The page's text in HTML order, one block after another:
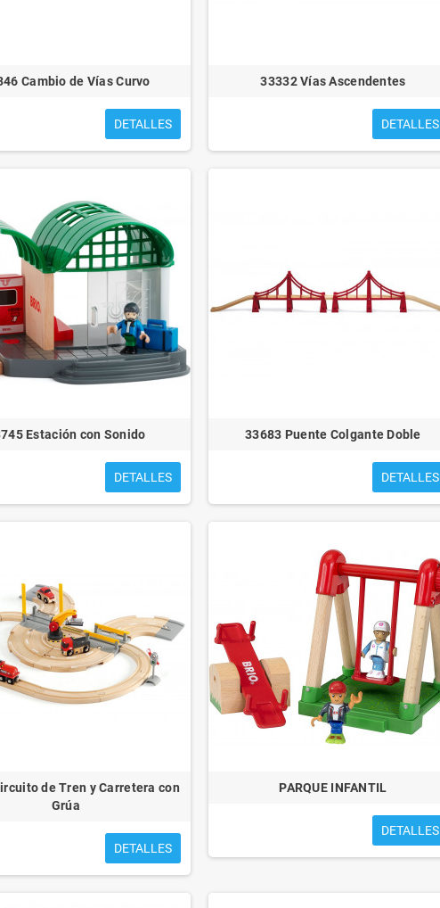
Cambio de Vías Curvo
DETALLES
33332 Vías Ascendentes
DETALLES
Estación con Sonido
DETALLES
33683 Puente Colgante Doble
DETALLES
de Tren y Carretera con
Grúa
DETALLES
PARQUE INFANTIL
DETALLES